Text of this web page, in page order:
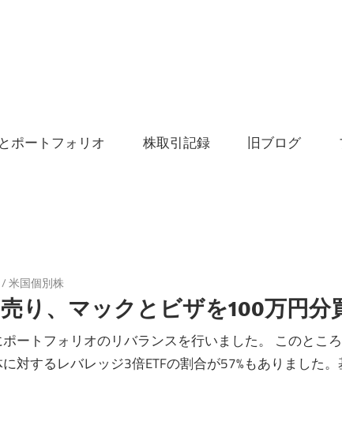
ポートフォリオ 株取引記録 旧ブログ
/米国個別株
売り、マックとビザを100万円分
フォリオのリバランスを行いました。 このところ
対するレバレッジ3倍ETFの割合が57%もありました